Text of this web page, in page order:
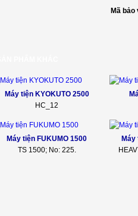
Mã bảo
Máy tiện KYOKUTO 2500
HC_12
Máy tiện FUKUMO 1500
TS 1500; No: 225.
Máy